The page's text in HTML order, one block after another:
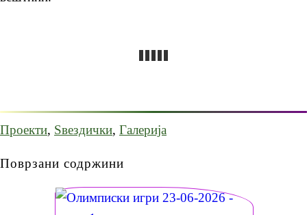
Проекти, Ѕвездички, Галерија
Поврзани содржини